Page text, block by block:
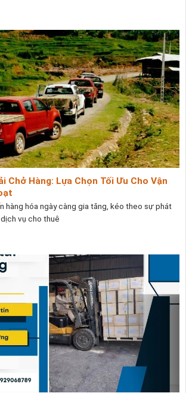
Chở Hàng: Lựa Chọn Tối Ưu Cho Vận
hàng hóa ngày càng gia tăng, kéo theo sự phát
vụ cho thuê